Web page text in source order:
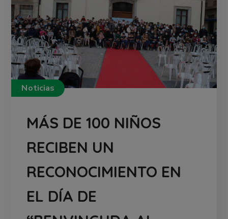
Noticias
MÁS DE 100 NIÑOS
RECIBEN UN
RECONOCIMIENTO EN
EL DÍA DE